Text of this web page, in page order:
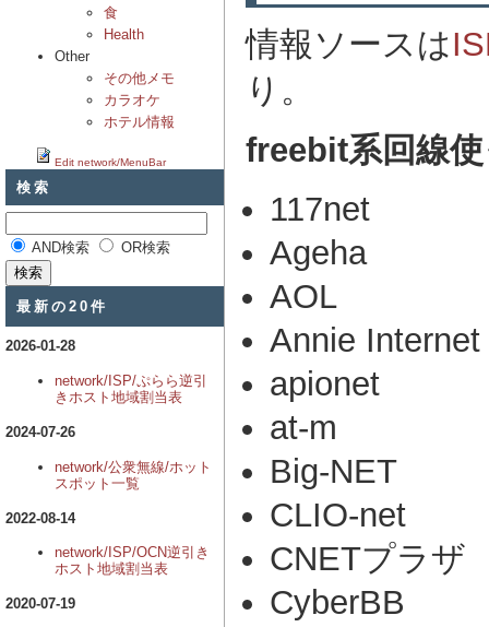
食
Health
Other
その他メモ
カラオケ
ホテル情報
Edit network/MenuBar
検索
AND検索 OR検索
最新の20件
2026-01-28
network/ISP/ぷらら逆引
きホスト地域割当表
2024-07-26
network/公衆無線/ホット
スポット一覧
2022-08-14
network/ISP/OCN逆引き
ホスト地域割当表
2020-07-19
情報ソースは
り。
freebit系回線
117net
Ageha
AOL
Annie Internet
apionet
at-m
Big-NET
CLIO-net
CNETプラザ
CyberBB